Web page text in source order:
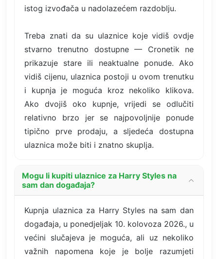
istog izvođača u nadolazećem razdoblju.
Treba znati da su ulaznice koje vidiš ovdje
stvarno trenutno dostupne — Cronetik ne
prikazuje stare ili neaktualne ponude. Ako
vidiš cijenu, ulaznica postoji u ovom trenutku
i kupnja je moguća kroz nekoliko klikova.
Ako dvojiš oko kupnje, vrijedi se odlučiti
relativno brzo jer se najpovoljnije ponude
tipično prve prodaju, a sljedeća dostupna
ulaznica može biti i znatno skuplja.
Mogu li kupiti ulaznice za Harry Styles na
sam dan događaja?
Kupnja ulaznica za Harry Styles na sam dan
događaja, u ponedjeljak 10. kolovoza 2026., u
većini slučajeva je moguća, ali uz nekoliko
važnih napomena koje je bolje razumjeti